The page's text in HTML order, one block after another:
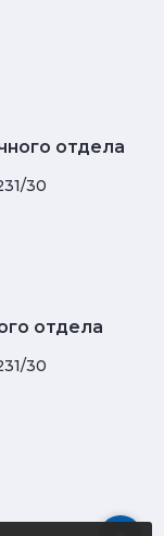
отдела
30
отдела
30